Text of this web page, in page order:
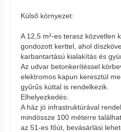
Külső környezet:
A 12,5 m²-es terasz közvetlen
gondozott kerttel, ahol
karbantartású kialakítás és
Az udvar betonkerítéssel
elektromos kapun keresztül
gyűrűs kúttal is rendelkezik.
Elhelyezkedés:
A ház jó infrastruktúrával
mindössze 100 méterre
az 51-es főút, bevásárlási